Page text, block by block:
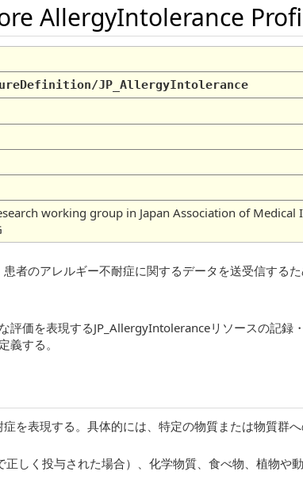
AllergyIntolerance
JP_AllergyIntolerance
working group in Japan Association of Medical
のアレルギー不耐症に関するデータを送受信するた
価を表現するJP_AllergyIntoleranceリソースの記録
義する。
を表現する。具体的には、特定の物質または物質群
しく投与された場合）、化学物質、食べ物、植物や